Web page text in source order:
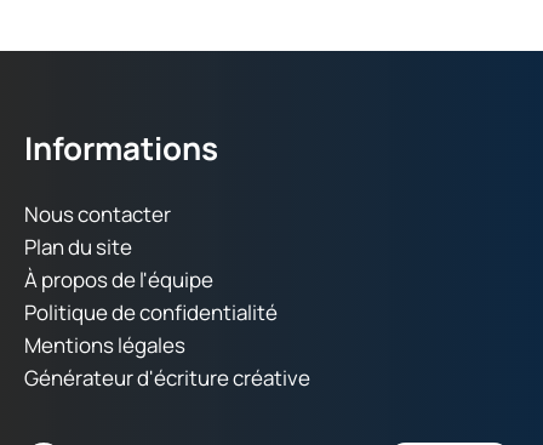
Informations
Nous contacter
Plan du site
À propos de l'équipe
Politique de confidentialité
Mentions légales
Générateur d'écriture créative